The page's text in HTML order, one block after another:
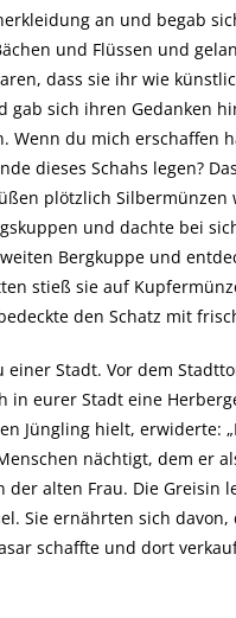
an und begab
und Flüssen und
dass sie ihr wie
sich ihren Gedanken
Wenn du mich erschaffen
dieses Schahs legen?
plötzlich Silbermünzen
und dachte bei
Bergkuppe und
stieß sie auf
den Schatz mit
einer Stadt. Vor dem
in eurer Stadt eine
Jüngling hielt, erwiderte:
nächtigt, dem er
der alten Frau. Die Greisin
Sie ernährten sich
schaffte und dort